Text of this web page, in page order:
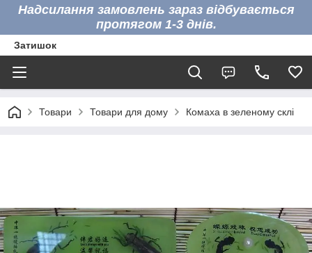
Надсилання замовлень зараз відбувається
протягом 1-3 днів.
Затишок
Товари Товари для дому Комаха в зеленому склі